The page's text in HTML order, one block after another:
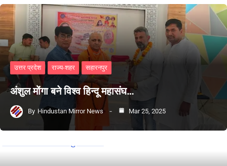
उत्तर प्रदेश राज्य-शहर सहारनपुर
अंशुल मोंगा बने विश्व हिन्दू महासंघ…
By Hindustan Mirror News Mar 25, 2025